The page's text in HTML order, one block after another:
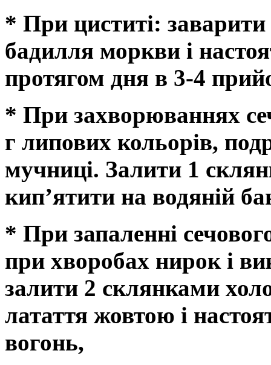
* При циститі:
бадилля моркви і
протягом дня в 3-4
* При захворюваннях
г липових кольорів,
мучниці. Залити 1
кип’ятити на водяній
* При запаленні
при хворобах нирок і
залити 2 склянками
латаття жовтою і
вогонь,